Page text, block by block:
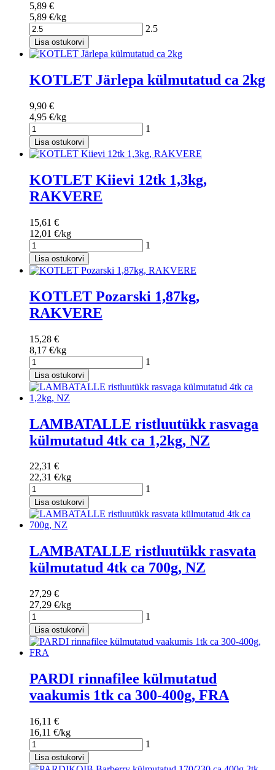
5,89 €
5,89 €/kg
2.5
Lisa ostukorvi
KOTLET Järlepa külmutatud ca 2kg
9,90 €
4,95 €/kg
1
Lisa ostukorvi
KOTLET Kiievi 12tk 1,3kg,
RAKVERE
15,61 €
12,01 €/kg
1
Lisa ostukorvi
KOTLET Pozarski 1,87kg,
RAKVERE
15,28 €
8,17 €/kg
1
Lisa ostukorvi
LAMBATALLE ristluutükk rasvaga
külmutatud 4tk ca 1,2kg, NZ
22,31 €
22,31 €/kg
1
Lisa ostukorvi
LAMBATALLE ristluutükk rasvata
külmutatud 4tk ca 700g, NZ
27,29 €
27,29 €/kg
1
Lisa ostukorvi
PARDI rinnafilee külmutatud
vaakumis 1tk ca 300-400g, FRA
16,11 €
16,11 €/kg
1
Lisa ostukorvi